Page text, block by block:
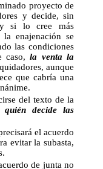
proyecto de
y decide, sin
y si lo cree más
enajenación se
las condiciones
caso,la venta la
aunque
que cabría una
del texto de la
quién decide las
el acuerdo
evitar la subasta,
de junta no